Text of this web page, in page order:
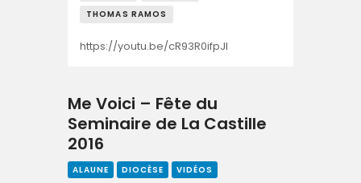
THOMAS RAMOS
https://youtu.be/cR93R0ifpJI
Me Voici – Fête du
Seminaire de La Castille
2016
ALAUNE DIOCÈSE VIDÉOS